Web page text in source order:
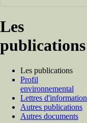
Les
publications
Les publications
Profil
environnemental
Lettres d'information
Autres publications
Autres documents